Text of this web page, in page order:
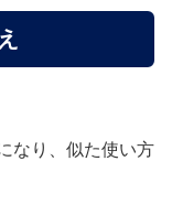
なり、似た使い方